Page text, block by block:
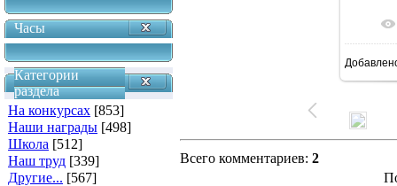
Часы
Категории
раздела
На конкурсах [853]
Наши награды [498]
Школа [512]
Наш труд [339]
Другие... [567]
Всего комментариев: 2